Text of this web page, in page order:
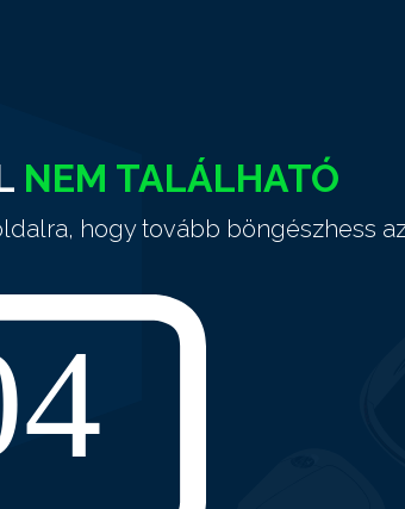
NEM TALÁLHATÓ
hogy tovább böngészhess